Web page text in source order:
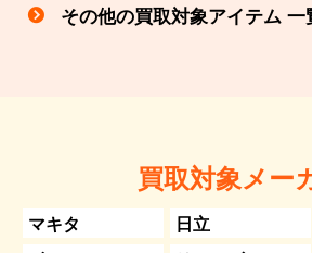
その他の買取対象アイテム 一
買取対象メー
マキタ 日立